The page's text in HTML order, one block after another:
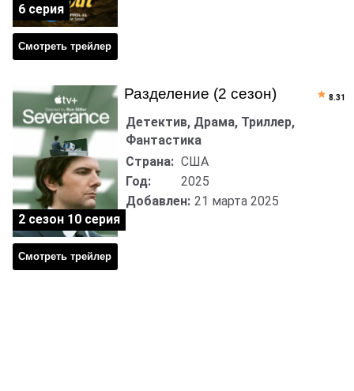
Смотреть трейлер
6 серия
Разделение (2 сезон)
Смотреть трейлер
Детектив, Драма, Триллер,
Фантастика
Страна: США
Год:
2025
Добавлен: 21 марта 2025
2 сезон 10 серия
8.31